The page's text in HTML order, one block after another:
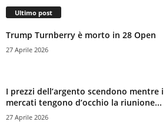
Ultimo post
Trump Turnberry è morto in 28 Open
27 Aprile 2026
I prezzi dell’argento scendono mentre i
mercati tengono d’occhio la riunione...
27 Aprile 2026